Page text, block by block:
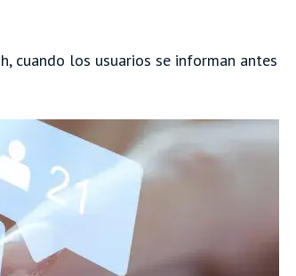
cuando los usuarios se informan antes